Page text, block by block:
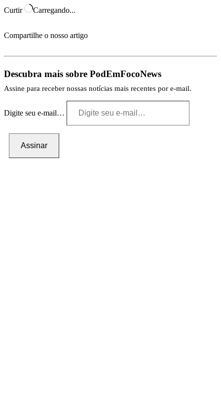
Curtir Carregando...
Compartilhe o nosso artigo
Descubra mais sobre PodEmFocoNews
Assine para receber nossas notícias mais recentes por e-mail.
Digite seu e-mail…
Assinar